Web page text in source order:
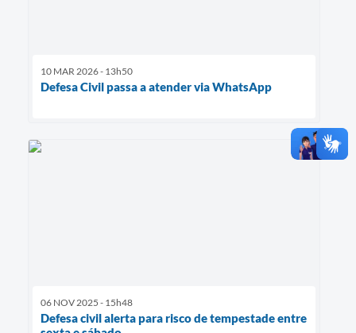
10 MAR 2026 - 13h50
Defesa Civil passa a atender via WhatsApp
06 NOV 2025 - 15h48
Defesa civil alerta para risco de tempestade entre